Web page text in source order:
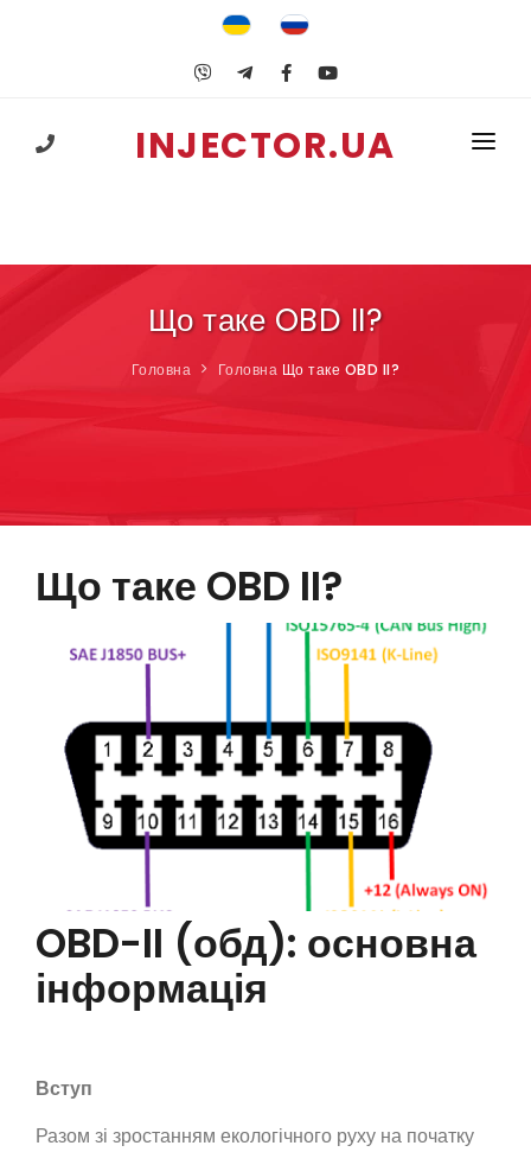
INJECTOR.UA
+38 (067) 547-25-74
НАВЧАННЯ
Що таке OBD II?
Головна Головна Що таке OBD II?
Що таке OBD II?
OBD-II (обд): основна
інформація
Вступ
Разом зі зростанням екологічного руху на початку